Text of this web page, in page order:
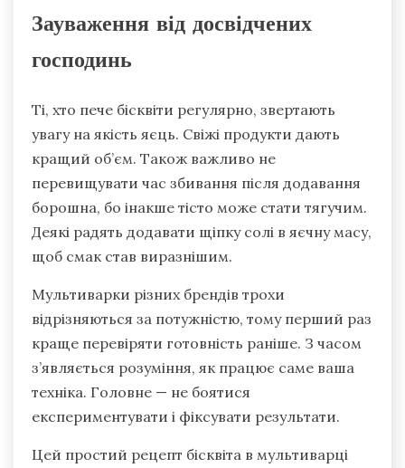
Зауваження від досвідчених
господинь
Ті, хто пече бісквіти регулярно, звертають
увагу на якість яєць. Свіжі продукти дають
кращий об’єм. Також важливо не
перевищувати час збивання після додавання
борошна, бо інакше тісто може стати тягучим.
Деякі радять додавати щіпку солі в яєчну масу,
щоб смак став виразнішим.
Мультиварки різних брендів трохи
відрізняються за потужністю, тому перший раз
краще перевіряти готовність раніше. З часом
з’являється розуміння, як працює саме ваша
техніка. Головне — не боятися
експериментувати і фіксувати результати.
Цей простий рецепт бісквіта в мультиварці